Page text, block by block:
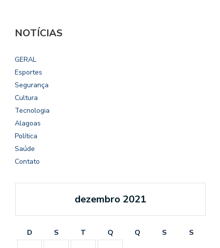
NOTÍCIAS
GERAL
Esportes
Segurança
Cultura
Tecnologia
Alagoas
Política
Saúde
Contato
dezembro 2021
D S T Q Q S
S